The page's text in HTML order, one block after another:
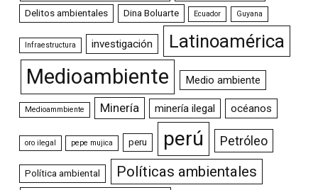
Delitos ambientales Dina Boluarte Ecuador Guyana
Infraestructura investigación Latinoamérica
Medioambiente Medio ambiente
Medioammbiente Minería minería ilegal océanos
oro ilegal pepe mujica peru perú Petróleo
Política ambiental Políticas ambientales